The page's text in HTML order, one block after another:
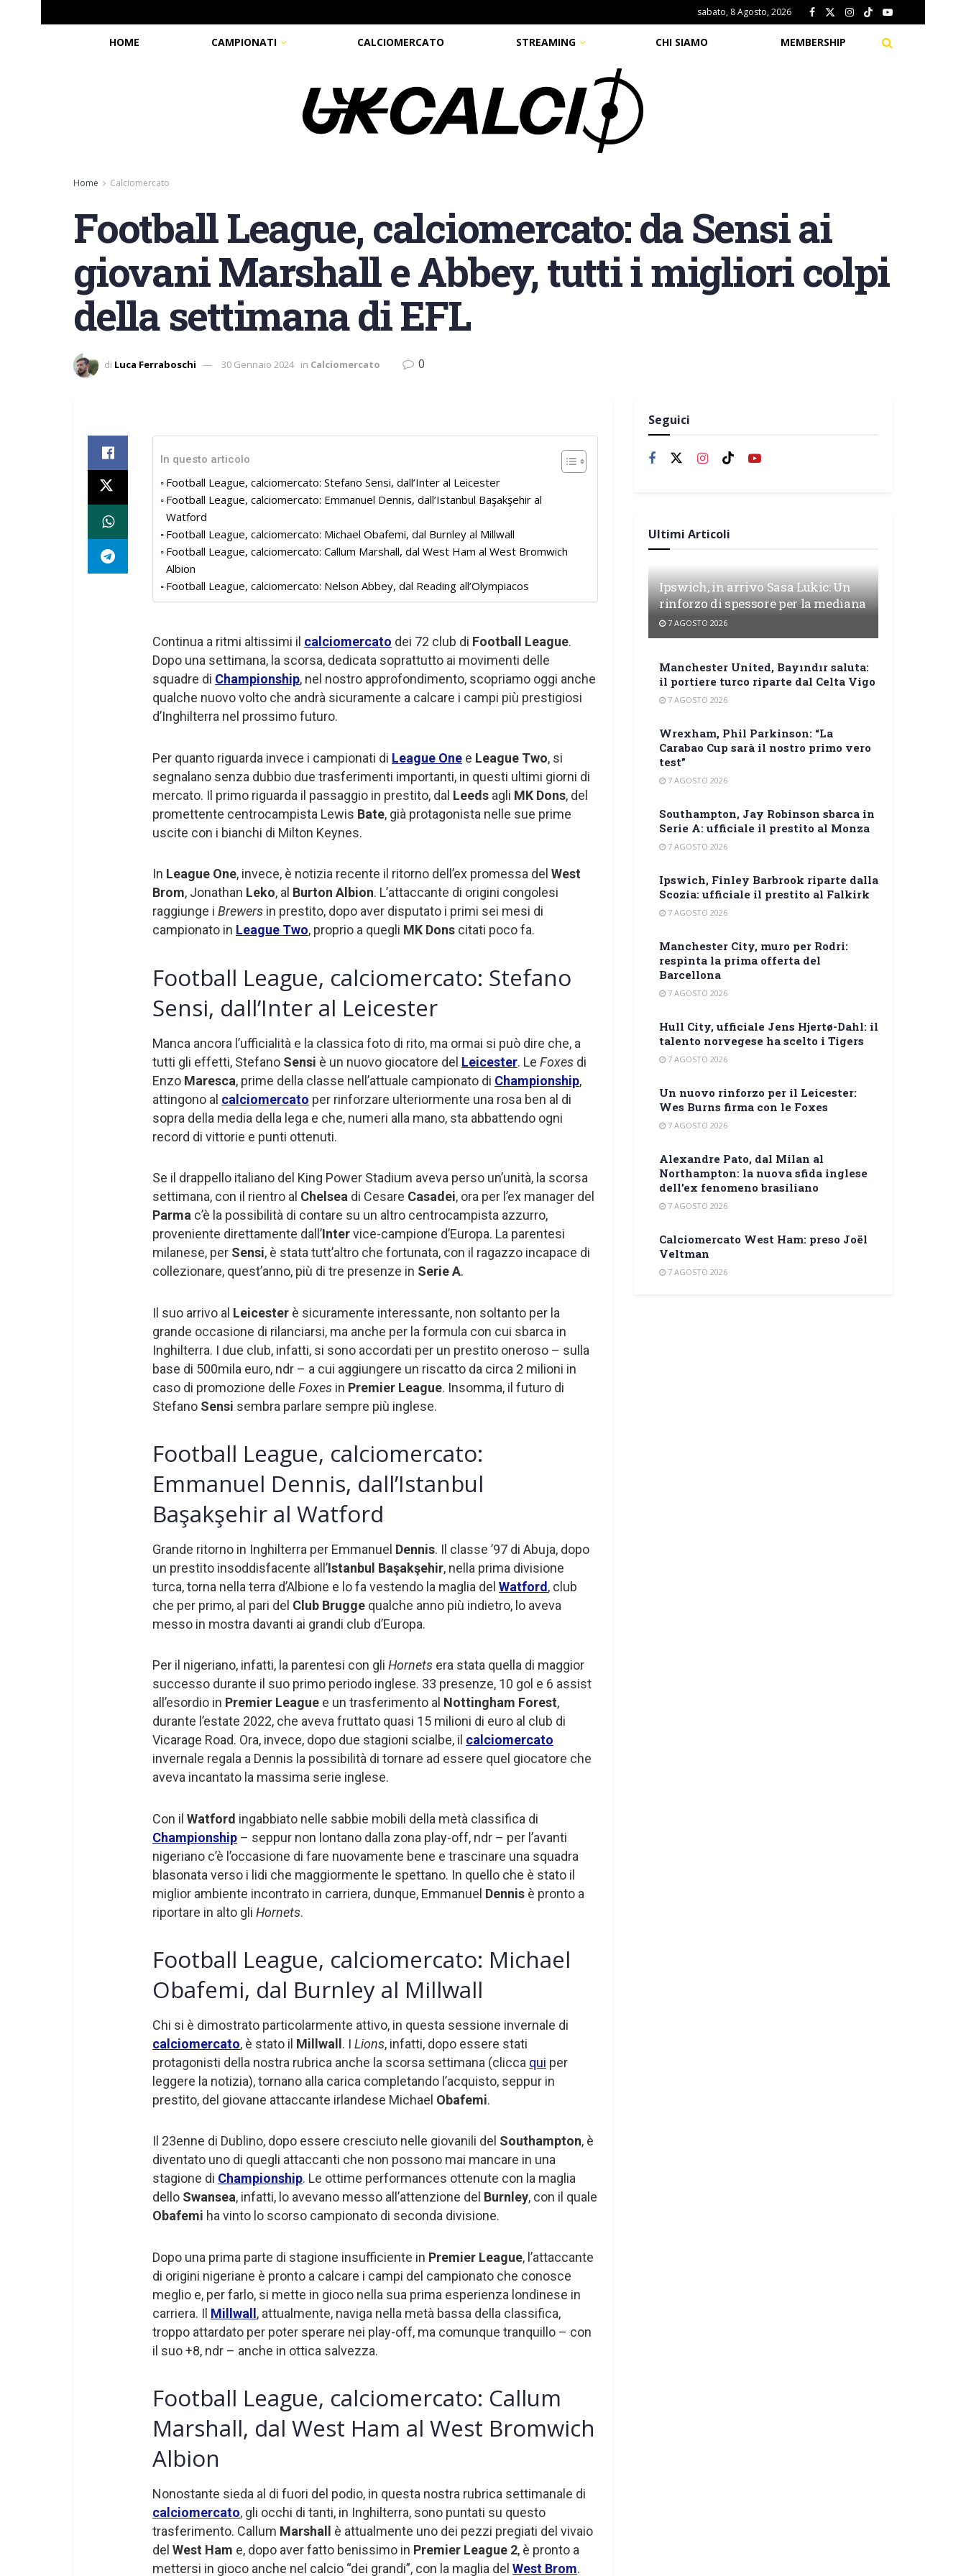
sabato, 8 Agosto, 2026
HOME CAMPIONATI CALCIOMERCATO STREAMING CHI SIAMO MEMBERSHIP
Home Calciomercato
Football League, calciomercato: da Sensi ai
giovani Marshall e Abbey, tutti i migliori colpi
della settimana di EFL
di Luca Ferraboschi 30 Gennaio 2024 in Calciomercato 0
In questo articolo
Football League, calciomercato: Stefano Sensi, dall’Inter al Leicester
Football League, calciomercato: Emmanuel Dennis, dall’Istanbul Başakşehir al
Watford
Football League, calciomercato: Michael Obafemi, dal Burnley al Millwall
Football League, calciomercato: Callum Marshall, dal West Ham al West Bromwich
Albion
Football League, calciomercato: Nelson Abbey, dal Reading all’Olympiacos
Continua a ritmi altissimi il calciomercato dei 72 club di Football League.
Dopo una settimana, la scorsa, dedicata soprattutto ai movimenti delle
squadre di Championship, nel nostro approfondimento, scopriamo oggi anche
qualche nuovo volto che andrà sicuramente a calcare i campi più prestigiosi
d’Inghilterra nel prossimo futuro.
Per quanto riguarda invece i campionati di League One e League Two, si
segnalano senza dubbio due trasferimenti importanti, in questi ultimi giorni di
mercato. Il primo riguarda il passaggio in prestito, dal Leeds agli MK Dons, del
promettente centrocampista Lewis Bate, già protagonista nelle sue prime
uscite con i bianchi di Milton Keynes.
In League One, invece, è notizia recente il ritorno dell’ex promessa del West
Brom, Jonathan Leko, al Burton Albion. L’attaccante di origini congolesi
raggiunge i Brewers in prestito, dopo aver disputato i primi sei mesi di
campionato in League Two, proprio a quegli MK Dons citati poco fa.
Football League, calciomercato: Stefano
Sensi, dall’Inter al Leicester
Manca ancora l’ufficialità e la classica foto di rito, ma ormai si può dire che, a
tutti gli effetti, Stefano Sensi è un nuovo giocatore del Leicester. Le Foxes di
Enzo Maresca, prime della classe nell’attuale campionato di Championship,
attingono al calciomercato per rinforzare ulteriormente una rosa ben al di
sopra della media della lega e che, numeri alla mano, sta abbattendo ogni
record di vittorie e punti ottenuti.
Se il drappello italiano del King Power Stadium aveva perso un’unità, la scorsa
settimana, con il rientro al Chelsea di Cesare Casadei, ora per l’ex manager del
Parma c’è la possibilità di contare su un altro centrocampista azzurro,
proveniente direttamente dall’Intervice-campione d’Europa. La parentesi
milanese, per Sensi, è stata tutt’altro che fortunata, con il ragazzo incapace di
collezionare, quest’anno, più di tre presenze in Serie A.
Il suo arrivo al Leicester è sicuramente interessante, non soltanto per la
grande occasione di rilanciarsi, ma anche per la formula con cui sbarca in
Inghilterra. I due club, infatti, si sono accordati per un prestito oneroso – sulla
base di 500mila euro, ndr – a cui aggiungere un riscatto da circa 2 milioni in
caso di promozione delle Foxes in Premier League. Insomma, il futuro di
Stefano Sensi sembra parlare sempre più inglese.
Football League, calciomercato:
Emmanuel Dennis, dall’Istanbul
Başakşehir al Watford
Grande ritorno in Inghilterra per Emmanuel Dennis. Il classe ’97 di Abuja, dopo
un prestito insoddisfacente all’Istanbul Başakşehir, nella prima divisione
turca, torna nella terra d’Albione e lo fa vestendo la maglia del Watford, club
che per primo, al pari del Club Brugge qualche anno più indietro, lo aveva
messo in mostra davanti ai grandi club d’Europa.
Per il nigeriano, infatti, la parentesi con gli Hornets era stata quella di maggior
successo durante il suo primo periodo inglese. 33 presenze, 10 gol e 6 assist
all’esordio in Premier League e un trasferimento al Nottingham Forest,
durante l’estate 2022, che aveva fruttato quasi 15 milioni di euro al club di
Vicarage Road. Ora, invece, dopo due stagioni scialbe, il calciomercato
invernale regala a Dennis la possibilità di tornare ad essere quel giocatore che
aveva incantato la massima serie inglese.
Con il Watford ingabbiato nelle sabbie mobili della metà classifica di
Championship – seppur non lontano dalla zona play-off, ndr – per l’avanti
nigeriano c’è l’occasione di fare nuovamente bene e trascinare una squadra
blasonata verso i lidi che maggiormente le spettano. In quello che è stato il
miglior ambiente incontrato in carriera, dunque, Emmanuel Dennis è pronto a
riportare in alto gli Hornets.
Football League, calciomercato: Michael
Obafemi, dal Burnley al Millwall
Chi si è dimostrato particolarmente attivo, in questa sessione invernale di
calciomercato, è stato il Millwall. I Lions, infatti, dopo essere stati
protagonisti della nostra rubrica anche la scorsa settimana (clicca qui per
leggere la notizia), tornano alla carica completando l’acquisto, seppur in
prestito, del giovane attaccante irlandese Michael Obafemi.
Il 23enne di Dublino, dopo essere cresciuto nelle giovanili del Southampton, è
diventato uno di quegli attaccanti che non possono mai mancare in una
stagione di Championship. Le ottime performances ottenute con la maglia
dello Swansea, infatti, lo avevano messo all’attenzione del Burnley, con il quale
Obafemi ha vinto lo scorso campionato di seconda divisione.
Dopo una prima parte di stagione insufficiente in Premier League, l’attaccante
di origini nigeriane è pronto a calcare i campi del campionato che conosce
meglio e, per farlo, si mette in gioco nella sua prima esperienza londinese in
carriera. Il Millwall, attualmente, naviga nella metà bassa della classifica,
troppo attardato per poter sperare nei play-off, ma comunque tranquillo – con
il suo +8, ndr – anche in ottica salvezza.
Football League, calciomercato: Callum
Marshall, dal West Ham al West Bromwich
Albion
Nonostante sieda al di fuori del podio, in questa nostra rubrica settimanale di
calciomercato, gli occhi di tanti, in Inghilterra, sono puntati su questo
trasferimento. Callum Marshall è attualmente uno dei pezzi pregiati del vivaio
del West Ham e, dopo aver fatto benissimo in Premier League 2, è pronto a
mettersi in gioco anche nel calcio “dei grandi”, con la maglia del West Brom.
Seguici
Ultimi Articoli
Ipswich, in arrivo Sasa Lukic: Un
rinforzo di spessore per la mediana
7 AGOSTO 2026
Manchester United, Bayındır saluta:
il portiere turco riparte dal Celta Vigo
7 AGOSTO 2026
Wrexham, Phil Parkinson: “La
Carabao Cup sarà il nostro primo vero
test”
7 AGOSTO 2026
Southampton, Jay Robinson sbarca in
Serie A: ufficiale il prestito al Monza
7 AGOSTO 2026
Ipswich, Finley Barbrook riparte dalla
Scozia: ufficiale il prestito al Falkirk
7 AGOSTO 2026
Manchester City, muro per Rodri:
respinta la prima offerta del
Barcellona
7 AGOSTO 2026
Hull City, ufficiale Jens Hjertø-Dahl: il
talento norvegese ha scelto i Tigers
7 AGOSTO 2026
Un nuovo rinforzo per il Leicester:
Wes Burns firma con le Foxes
7 AGOSTO 2026
Alexandre Pato, dal Milan al
Northampton: la nuova sfida inglese
dell’ex fenomeno brasiliano
7 AGOSTO 2026
Calciomercato West Ham: preso Joël
Veltman
7 AGOSTO 2026